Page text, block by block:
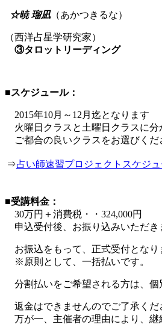
☆暁 瑠凪（あかつきるな）
（西洋占星学研究家）
③タロットリーディング
■スケジュール：
2015年10月～12月迄となります
火曜日クラスと土曜日クラスに分
ご都合の良いクラスをお選びくだ
⇒占い師速習プロジェクトスケジ
■受講料金：
30万円＋消費税・・324,000円
申込受付後、お振り込みいただき
お振込をもって、正式受付となり
※原則として、一括払いです。
分割払いをご希望される方は、個
返金はできませんのでご了承くだ
万が一、主催者の理由により、継